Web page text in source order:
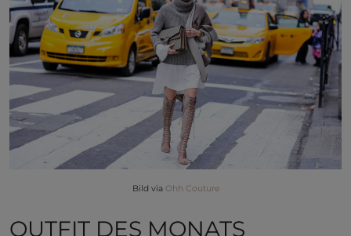
Bild via Ohh Couture
OUTFIT DES MONATS